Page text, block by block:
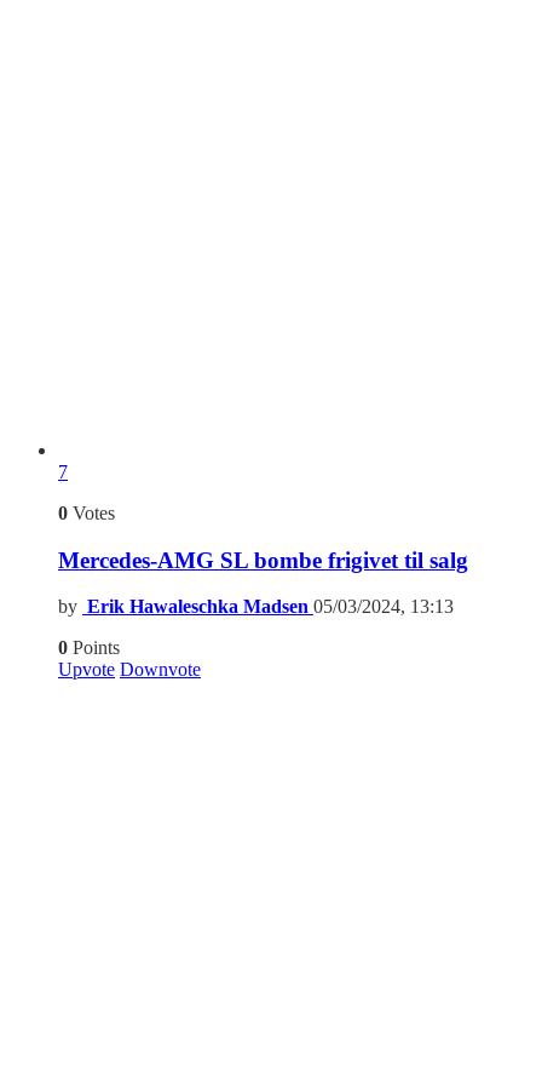
7
0 Votes
Mercedes-AMG SL bombe frigivet til salg
by Erik Hawaleschka Madsen 05/03/2024, 13:13
0 Points
Upvote Downvote